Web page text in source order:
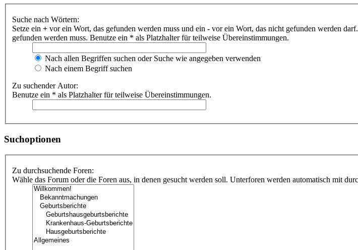
Suche nach Wörtern:
Setze ein + vor ein Wort, das gefunden werden muss und ein - vor ein Wort, das nicht gefunden werden
gefunden werden muss. Benutze ein * als Platzhalter für teilweise Übereinstimmungen.
Nach allen Begriffen suchen oder Suche wie angegeben verwenden
Nach einem Begriff suchen
Zu suchender Autor:
Benutze ein * als Platzhalter für teilweise Übereinstimmungen.
Suchoptionen
Zu durchsuchende Foren:
Wähle das Forum oder die Foren aus, in denen gesucht werden soll. Unterforen werden automatisch mit